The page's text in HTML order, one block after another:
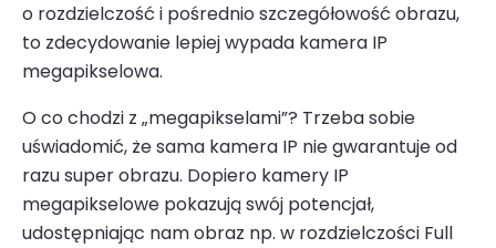
o rozdzielczość i pośrednio szczegółowość obrazu,
to zdecydowanie lepiej wypada kamera IP
megapikselowa.
O co chodzi z „megapikselami”? Trzeba sobie
uświadomić, że sama kamera IP nie gwarantuje od
razu super obrazu. Dopiero kamery IP
megapikselowe pokazują swój potencjał,
udostępniając nam obraz np. w rozdzielczości Full